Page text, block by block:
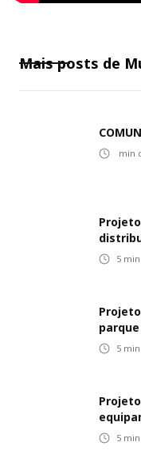
Mais posts de
min
5
5
5